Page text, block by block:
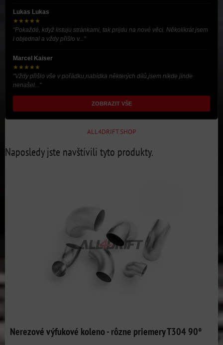
Lukas Lukas
★★★★★
"Pokaždé, když listuju stránkami, tak prijdu na nové věci. Několikrát jsem
i objednal a vždy přišlo v..."
Marcel Kaiser
★★★★★
"Vždy přišlo vše v pořádku,nabídka některých dílů,jsem nikde jinde
nenašel..."
ZOBRAZIT VŠE
ALL4DRIFT.SHOP
Naposledy jste navštívili tyto produkty.
Nerezové výfukové koleno - rôzne priemery T304 90°